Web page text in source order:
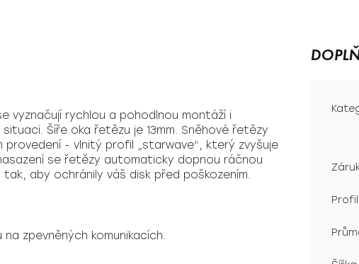
vyznačují rychlou a pohodlnou montáží i
Šíře oka řetězu je 13mm. Sněhové řetězy
provedení - vlnitý profil „starwave“, který zvyšuje
se řetězy automaticky dopnou ráčnou
aby ochránily váš disk před poškozením.
zpevněných komunikacích.